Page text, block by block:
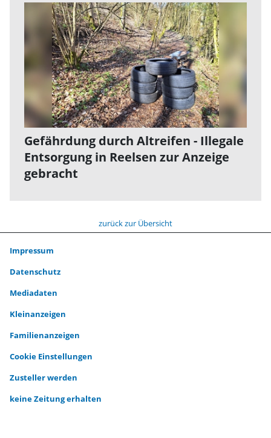
Gefährdung durch Altreifen - Illegale
Entsorgung in Reelsen zur Anzeige
gebracht
zurück zur Übersicht
Impressum
Datenschutz
Mediadaten
Kleinanzeigen
Familienanzeigen
Cookie Einstellungen
Zusteller werden
keine Zeitung erhalten